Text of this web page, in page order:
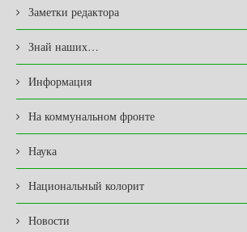
Заметки редактора
Знай наших…
Информация
На коммунальном фронте
Наука
Национальный колорит
Новости